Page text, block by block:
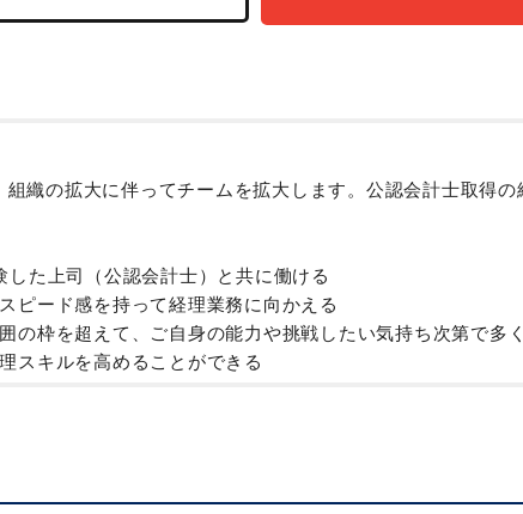
織の拡大に伴ってチームを拡大します。公認会計士取得
た上司（公認会計士）と共に働ける
ピード感を持って経理業務に向かえる
の枠を超えて、ご自身の能力や挑戦したい気持ち次第で多
スキルを高めることができる